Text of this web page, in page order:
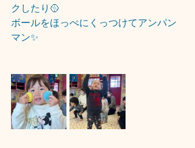
クしたり🥎
ボールをほっぺにくっつけてアンパン
マン✨